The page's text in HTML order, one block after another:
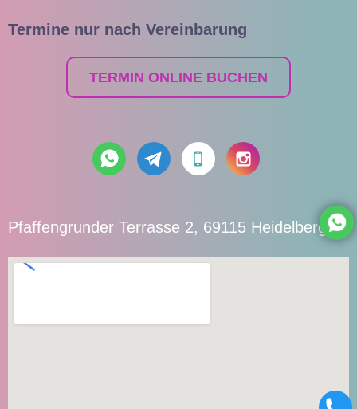
Termine nur nach Vereinbarung
TERMIN ONLINE BUCHEN
Pfaffengrunder Terrasse 2, 69115 Heidelberg